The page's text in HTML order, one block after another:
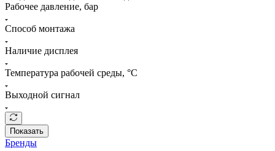
Рабочее давление, бар
Способ монтажа
Наличие дисплея
Температура рабочей среды, °С
Выходной сигнал
Показать
Бренды